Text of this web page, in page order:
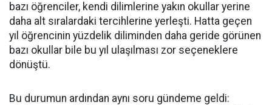
bazı öğrenciler, kendi dilimlerine yakın okullar yerine
daha alt sıralardaki tercihlerine yerleşti. Hatta geçen
yıl öğrencinin yüzdelik diliminden daha geride görünen
bazı okullar bile bu yıl ulaşılması zor seçeneklere
dönüştü.
Bu durumun ardından aynı soru gündeme geldi: